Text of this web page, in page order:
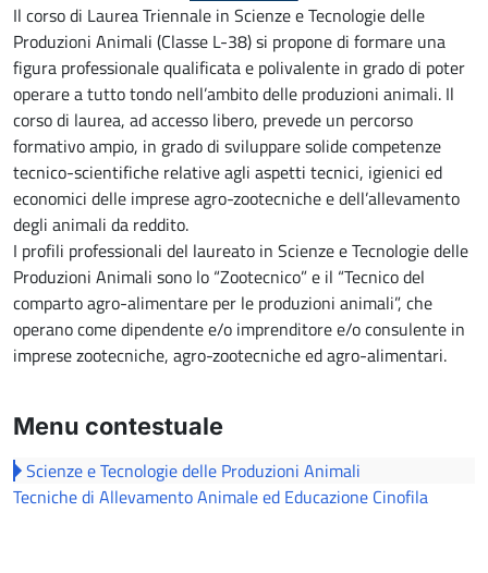
Il corso di Laurea Triennale in Scienze e Tecnologie delle
Produzioni Animali (Classe L-38) si propone di formare una
figura professionale qualificata e polivalente in grado di poter
operare a tutto tondo nell’ambito delle produzioni animali. Il
corso di laurea, ad accesso libero, prevede un percorso
formativo ampio, in grado di sviluppare solide competenze
tecnico-scientifiche relative agli aspetti tecnici, igienici ed
economici delle imprese agro-zootecniche e dell’allevamento
degli animali da reddito.
I profili professionali del laureato in Scienze e Tecnologie delle
Produzioni Animali sono lo “Zootecnico” e il “Tecnico del
comparto agro-alimentare per le produzioni animali”, che
operano come dipendente e/o imprenditore e/o consulente in
imprese zootecniche, agro-zootecniche ed agro-alimentari.
Menu contestuale
Scienze e Tecnologie delle Produzioni Animali
Tecniche di Allevamento Animale ed Educazione Cinofila